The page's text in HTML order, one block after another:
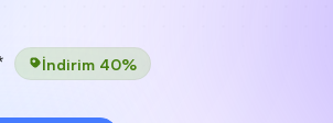
İndirim 40%